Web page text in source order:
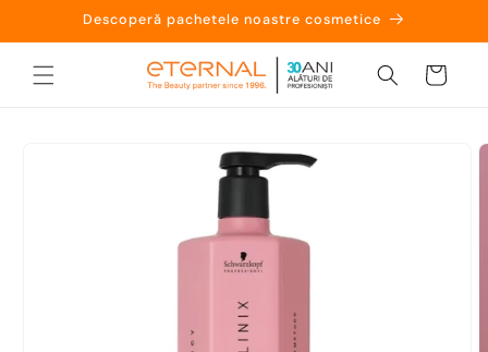
Descoperă pachetele noastre cosmetice
Coș